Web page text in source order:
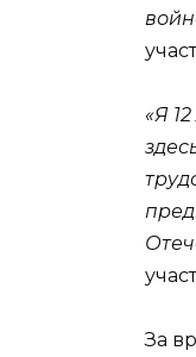
«Я
За